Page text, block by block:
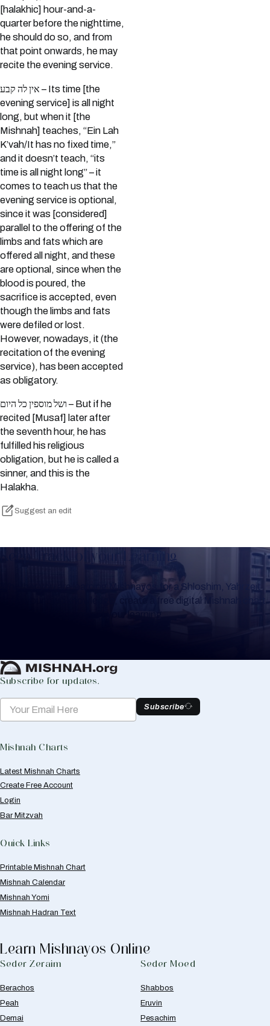
[halakhic] hour-and-a-
quarter before the nighttime,
he should do so, and from
that point onwards, he may
recite the evening service.
אין לה קבע – Its time [the
evening service] is all night
long, but when it [the
Mishnah] teaches, “Ein Lah
K’vah/It has no fixed time,”
and it doesn’t teach, “its
time is all night long” – it
comes to teach us that the
evening service is optional,
since it was [considered]
parallel to the offering of the
limbs and fats which are
offered all night, and these
are optional, since when the
blood is poured, the
sacrifice is accepted, even
though the limbs and fats
were defiled or lost.
However, nowadays, it (the
recitation of the evening
service), has been accepted
as obligatory.
ושל מוספין כל היום – But if he
recited [Musaf] later after
the seventh hour, he has
fulfilled his religious
obligation, but he is called a
sinner, and this is the
Halakha.
Suggest an edit
Keep Track of your Learning
Whether you are learning Mishnayos for a Shloshim, Yahrzeit
or for your own knowledge, create a free digital Mishnah chart
to help you keep track of your learning.
Subscribe for updates.
Subscribe
Mishnah Charts
Latest Mishnah Charts
Create Free Account
Login
Bar Mitzvah
Quick Links
Printable Mishnah Chart
Mishnah Calendar
Mishnah Yomi
Mishnah Hadran Text
Learn Mishnayos Online
Seder Zeraim
Berachos
Peah
Demai
Seder Moed
Shabbos
Eruvin
Pesachim